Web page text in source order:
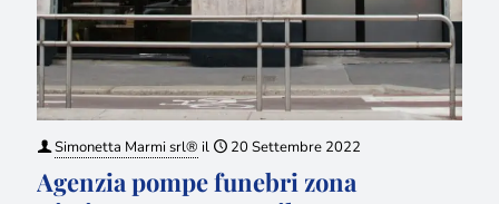
Simonetta Marmi srl® il 20 Settembre 2022
Agenzia pompe funebri zona